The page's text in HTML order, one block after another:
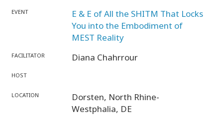
EVENT
E & E of All the SHITM That Locks
You into the Embodiment of
MEST Reality
FACILITATOR Diana Chahrrour
HOST
LOCATION Dorsten, North Rhine-
Westphalia, DE